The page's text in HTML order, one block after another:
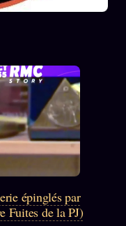
épinglés par
Fuites de la PJ)